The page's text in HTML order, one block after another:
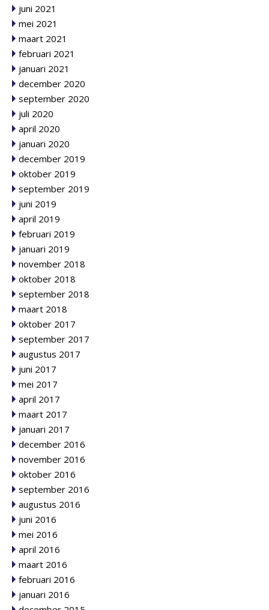
juni 2021
mei 2021
maart 2021
februari 2021
januari 2021
december 2020
september 2020
juli 2020
april 2020
januari 2020
december 2019
oktober 2019
september 2019
juni 2019
april 2019
februari 2019
januari 2019
november 2018
oktober 2018
september 2018
maart 2018
oktober 2017
september 2017
augustus 2017
juni 2017
mei 2017
april 2017
maart 2017
januari 2017
december 2016
november 2016
oktober 2016
september 2016
augustus 2016
juni 2016
mei 2016
april 2016
maart 2016
februari 2016
januari 2016